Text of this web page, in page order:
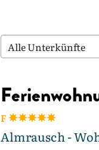
Alle Unterkünfte
F
Almrausch -